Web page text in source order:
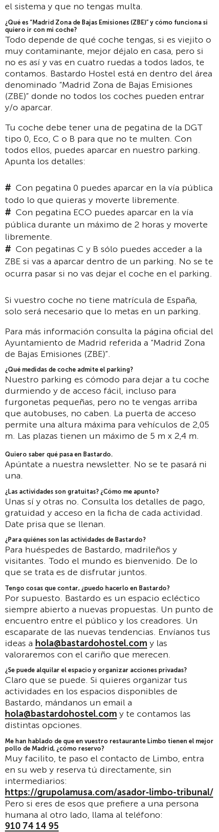
el sistema y que no tengas multa.
¿Qué es “Madrid Zona de Bajas Emisiones (ZBE)” y cómo funciona si
quiero ir con mi coche?
Todo depende de qué coche tengas, si es viejito o
muy contaminante, mejor déjalo en casa, pero si
no es así y vas en cuatro ruedas a todos lados, te
contamos. Bastardo Hostel está en dentro del área
denominado “Madrid Zona de Bajas Emisiones
(ZBE)” donde no todos los coches pueden entrar
y/o aparcar.
Tu coche debe tener una de pegatina de la DGT
tipo 0, Eco, C o B para que no te multen. Con
todos ellos, puedes aparcar en nuestro parking.
Apunta los detalles:
Con pegatina 0 puedes aparcar en la vía pública
todo lo que quieras y moverte libremente.
Con pegatina ECO puedes aparcar en la vía
pública durante un máximo de 2 horas y moverte
libremente.
Con pegatinas C y B sólo puedes acceder a la
ZBE si vas a aparcar dentro de un parking. No se te
ocurra pasar si no vas dejar el coche en el parking.
Si vuestro coche no tiene matrícula de España,
solo será necesario que lo metas en un parking.
Para más información consulta la página oficial del
Ayuntamiento de Madrid referida a “Madrid Zona
de Bajas Emisiones (ZBE)”.
¿Qué medidas de coche admite el parking?
Nuestro parking es cómodo para dejar a tu coche
durmiendo y de acceso fácil, incluso para
furgonetas pequeñas, pero no te vengas arriba
que autobuses, no caben. La puerta de acceso
permite una altura máxima para vehículos de 2,05
m. Las plazas tienen un máximo de 5 m x 2,4 m.
Quiero saber qué pasa en Bastardo.
Apúntate a nuestra newsletter. No se te pasará ni
una.
¿Las actividades son gratuitas? ¿Cómo me apunto?
Unas sí y otras no. Consulta los detalles de pago,
gratuidad y acceso en la ficha de cada actividad.
Date prisa que se llenan.
¿Para quiénes son las actividades de Bastardo?
Para huéspedes de Bastardo, madrileños y
visitantes. Todo el mundo es bienvenido. De lo
que se trata es de disfrutar juntos.
Tengo cosas que contar, ¿puedo hacerlo en Bastardo?
Por supuesto. Bastardo es un espacio ecléctico
siempre abierto a nuevas propuestas. Un punto de
encuentro entre el público y los creadores. Un
escaparate de las nuevas tendencias. Envíanos tus
ideas a hola@bastardohostel.com y las
valoraremos con el cariño que merecen.
¿Se puede alquilar el espacio y organizar acciones privadas?
Claro que se puede. Si quieres organizar tus
actividades en los espacios disponibles de
Bastardo, mándanos un email a
hola@bastardohostel.com y te contamos las
distintas opciones.
Me han hablado de que en vuestro restaurante Limbo tienen el mejor
pollo de Madrid, ¿cómo reservo?
Muy facilito, te paso el contacto de Limbo, entra
en su web y reserva tú directamente, sin
intermediarios:
https://grupolamusa.com/asador-limbo-tribunal/
Pero si eres de esos que prefiere a una persona
humana al otro lado, llama al teléfono:
910 74 14 95